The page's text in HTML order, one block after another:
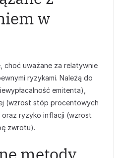
w
choć uważane za relatywnie
ryzykami. Należą do
emitenta),
(wzrost stóp procentowych
ryzyko inflacji (wzrost
zwrotu).